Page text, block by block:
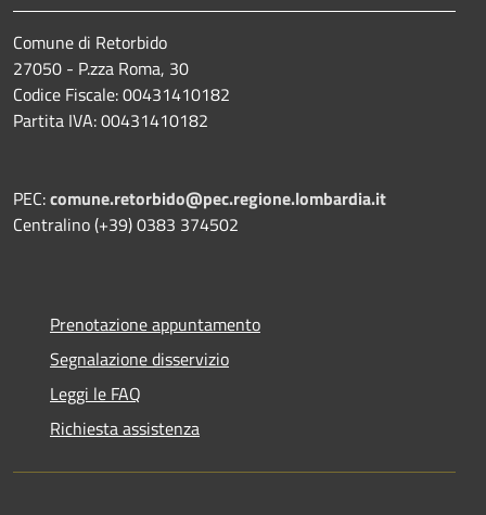
Comune di Retorbido
27050 - P.zza Roma, 30
Codice Fiscale: 00431410182
Partita IVA: 00431410182
PEC:comune.retorbido@pec.regione.lombardia.it
Centralino (+39) 0383 374502
Prenotazione appuntamento
Segnalazione disservizio
Leggi le FAQ
Richiesta assistenza